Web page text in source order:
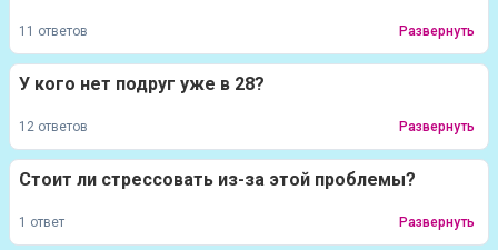
11 ответов Развернуть
У кого нет подруг уже в 28?
12 ответов Развернуть
Стоит ли стрессовать из-за этой проблемы?
1 ответ Развернуть